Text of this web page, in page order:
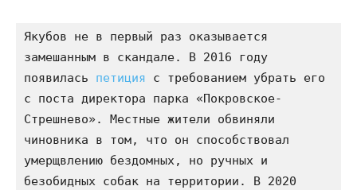
Якубов не в первый раз оказывается
замешанным в скандале. В 2016 году
появилась петиция с требованием убрать его
с поста директора парка «Покровское-
Стрешнево». Местные жители обвиняли
чиновника в том, что он способствовал
умерщвлению бездомных, но ручных и
безобидных собак на территории. В 2020